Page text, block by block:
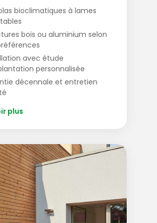
bioclimatiques à lames
bois ou aluminium selon
avec étude
personnalisée
décennale et entretien
plus